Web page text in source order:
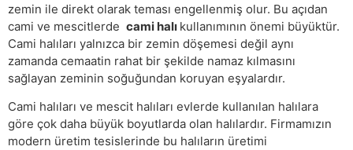
zemin ile direkt olarak teması engellenmiş olur. Bu açıdan
cami ve mescitlerde cami halı kullanımının önemi büyüktür.
Cami halıları yalnızca bir zemin döşemesi değil aynı
zamanda cemaatin rahat bir şekilde namaz kılmasını
sağlayan zeminin soğuğundan koruyan eşyalardır.
Cami halıları ve mescit halıları evlerde kullanılan halılara
göre çok daha büyük boyutlarda olan halılardır. Firmamızın
modern üretim tesislerinde bu halıların üretimi